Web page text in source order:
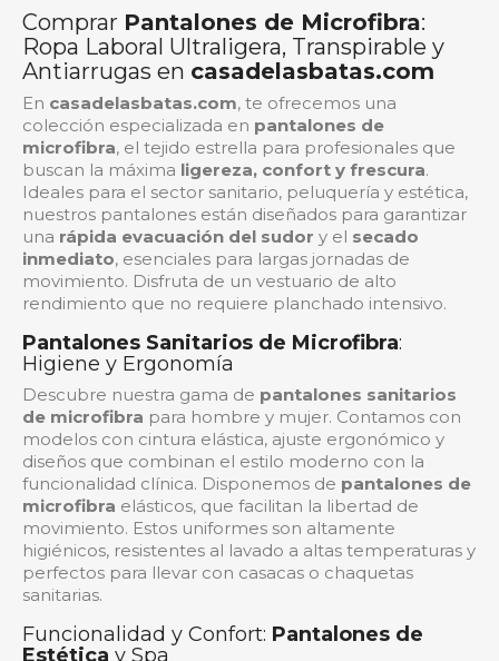
Comprar Pantalones de Microfibra:
Ropa Laboral Ultraligera, Transpirable y
Antiarrugas en casadelasbatas.com
En casadelasbatas.com, te ofrecemos una
colección especializada en pantalones de
microfibra, el tejido estrella para profesionales que
buscan la máxima ligereza, confort y frescura.
Ideales para el sector sanitario, peluquería y estética,
nuestros pantalones están diseñados para garantizar
una rápida evacuación del sudor y el secado
inmediato, esenciales para largas jornadas de
movimiento. Disfruta de un vestuario de alto
rendimiento que no requiere planchado intensivo.
Pantalones Sanitarios de Microfibra:
Higiene y Ergonomía
Descubre nuestra gama de pantalones sanitarios
de microfibra para hombre y mujer. Contamos con
modelos con cintura elástica, ajuste ergonómico y
diseños que combinan el estilo moderno con la
funcionalidad clínica. Disponemos de pantalones de
microfibra elásticos, que facilitan la libertad de
movimiento. Estos uniformes son altamente
higiénicos, resistentes al lavado a altas temperaturas y
perfectos para llevar con casacas o chaquetas
sanitarias.
Funcionalidad y Confort: Pantalones de
Estética y Spa